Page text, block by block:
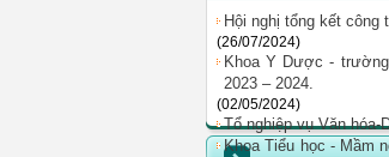
Hội nghị tổng kết
(26/07/2024)
Khoa Y Dược -
2023 – 2024.
(02/05/2024)
Tổ nghiệp vụ Văn
Khoa Tiểu học - Mầm